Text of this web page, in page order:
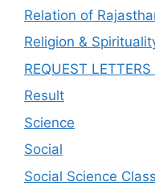
Relation of
Religion &
REQUEST
Result
Science
Social
Social Science